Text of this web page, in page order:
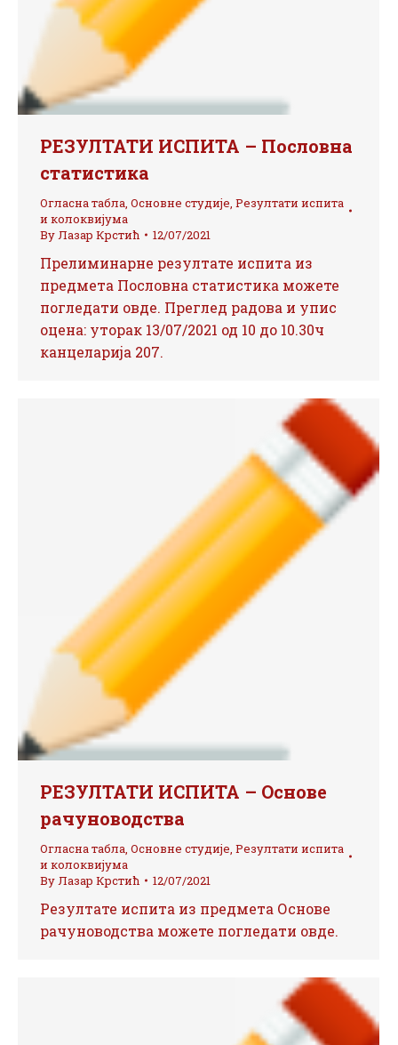
РЕЗУЛТАТИ ИСПИТА – Пословна
статистика
Огласна табла, Основне студије, Резултати испита
и колоквијума
ByЛазар Крстић 12/07/2021
Прелиминарне резултате испита из
предмета Пословна статистика можете
погледати овде. Преглед радова и упис
оцена: уторак 13/07/2021 од 10 до 10.30ч
канцеларија 207.
РЕЗУЛТАТИ ИСПИТА – Основе
рачуноводства
Огласна табла, Основне студије, Резултати испита
и колоквијума
ByЛазар Крстић 12/07/2021
Резултате испита из предмета Основе
рачуноводства можете погледати овде.